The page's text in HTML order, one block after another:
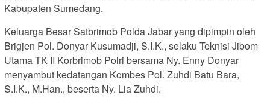
Kabupaten Sumedang.
Keluarga Besar Satbrimob Polda Jabar yang dipimpin oleh
Brigjen Pol. Donyar Kusumadji, S.I.K., selaku Teknisi Jibom
Utama TK II Korbrimob Polri bersama Ny. Enny Donyar
menyambut kedatangan Kombes Pol. Zuhdi Batu Bara,
S.I.K., M.Han., beserta Ny. Lia Zuhdi.